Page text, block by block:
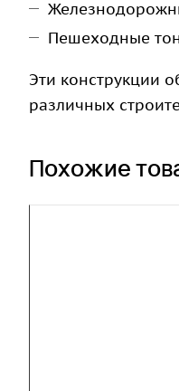
Пешеходные
Эти конструкции
различных
Похожие